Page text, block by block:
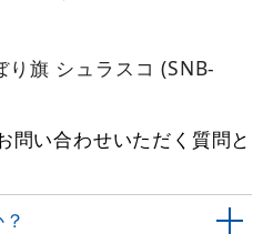
り旗 シュラスコ (SNB-
問い合わせいただく質問と